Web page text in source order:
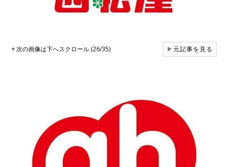
▼次の画像は下へスクロール (26/35) ▶元記事を見る